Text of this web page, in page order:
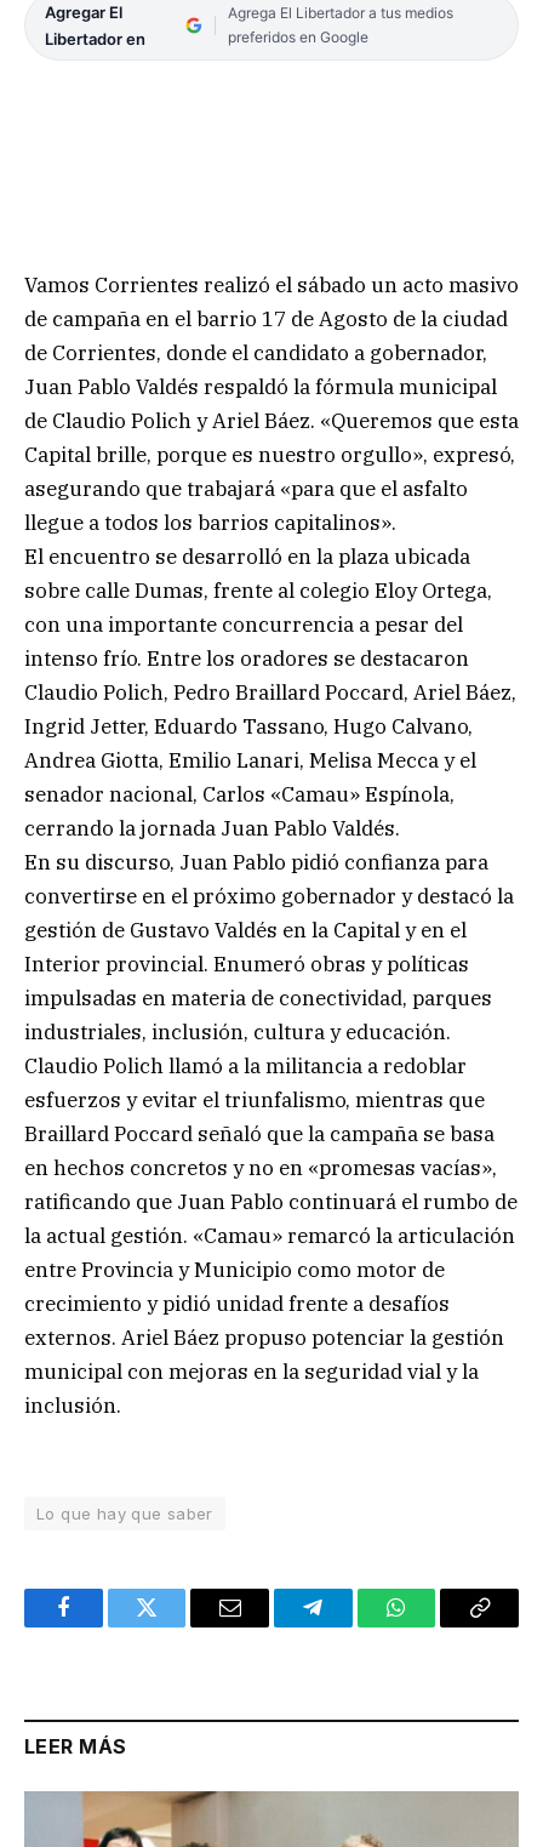
Agregar El
Libertador en
Agrega El Libertador a tus medios
preferidos en Google
Vamos Corrientes realizó el sábado un acto masivo
de campaña en el barrio 17 de Agosto de la ciudad
de Corrientes, donde el candidato a gobernador,
Juan Pablo Valdés respaldó la fórmula municipal
de Claudio Polich y Ariel Báez. «Queremos que esta
Capital brille, porque es nuestro orgullo», expresó,
asegurando que trabajará «para que el asfalto
llegue a todos los barrios capitalinos».
El encuentro se desarrolló en la plaza ubicada
sobre calle Dumas, frente al colegio Eloy Ortega,
con una importante concurrencia a pesar del
intenso frío. Entre los oradores se destacaron
Claudio Polich, Pedro Braillard Poccard, Ariel Báez,
Ingrid Jetter, Eduardo Tassano, Hugo Calvano,
Andrea Giotta, Emilio Lanari, Melisa Mecca y el
senador nacional, Carlos «Camau» Espínola,
cerrando la jornada Juan Pablo Valdés.
En su discurso, Juan Pablo pidió confianza para
convertirse en el próximo gobernador y destacó la
gestión de Gustavo Valdés en la Capital y en el
Interior provincial. Enumeró obras y políticas
impulsadas en materia de conectividad, parques
industriales, inclusión, cultura y educación.
Claudio Polich llamó a la militancia a redoblar
esfuerzos y evitar el triunfalismo, mientras que
Braillard Poccard señaló que la campaña se basa
en hechos concretos y no en «promesas vacías»,
ratificando que Juan Pablo continuará el rumbo de
la actual gestión. «Camau» remarcó la articulación
entre Provincia y Municipio como motor de
crecimiento y pidió unidad frente a desafíos
externos. Ariel Báez propuso potenciar la gestión
municipal con mejoras en la seguridad vial y la
inclusión.
Lo que hay que saber
FacebookTwitter Email TelegramWhatsAppCopy
LEER MÁS